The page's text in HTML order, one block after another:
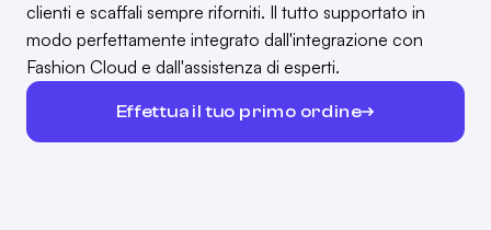
clienti e scaffali sempre riforniti. Il tutto supportato in
modo perfettamente integrato dall'integrazione con
Fashion Cloud e dall'assistenza di esperti.
Effettua il tuo primo ordine